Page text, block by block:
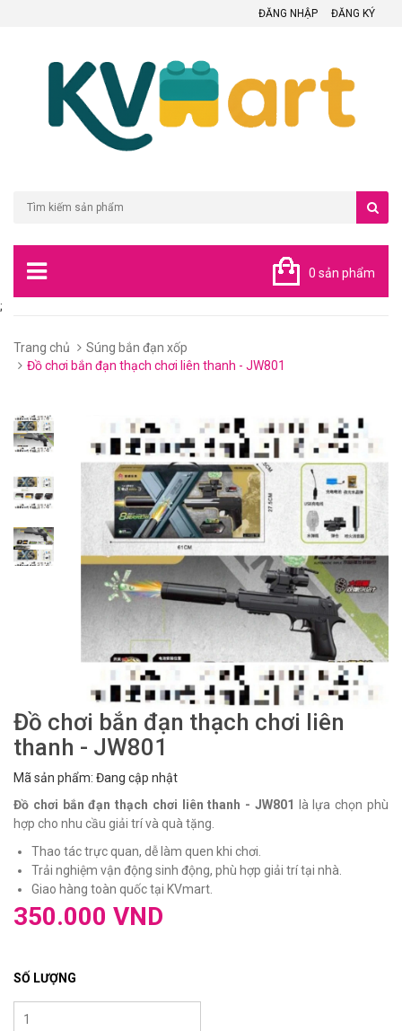
ĐĂNG NHẬP ĐĂNG KÝ
0 sản phẩm
;
Trang chủ
Súng bắn đạn xốp
Đồ chơi bắn đạn thạch chơi liên thanh - JW801
Đồ chơi bắn đạn thạch chơi liên
thanh - JW801
Mã sản phẩm: Đang cập nhật
Đồ chơi bắn đạn thạch chơi liên thanh - JW801
là lựa chọn phù
hợp cho nhu cầu giải trí và quà tặng.
Thao tác trực quan, dễ làm quen khi chơi.
Trải nghiệm vận động sinh động, phù hợp giải trí tại nhà.
Giao hàng toàn quốc tại KVmart.
350.000 VND
SỐ LƯỢNG